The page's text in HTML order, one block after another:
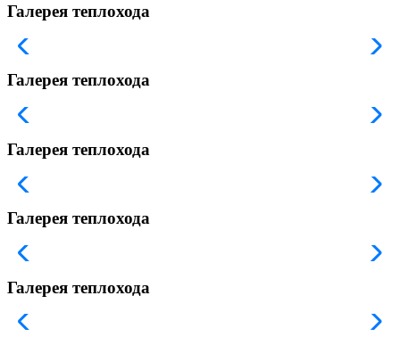
Галерея теплохода
Галерея теплохода
Галерея теплохода
Галерея теплохода
Галерея теплохода